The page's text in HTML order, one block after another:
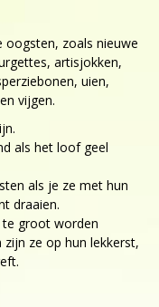
oogsten, zoals nieuwe
artisjokken,
uien,
vijgen.
als het loof geel
als je ze met hun
draaien.
te groot worden
ze op hun lekkerst,